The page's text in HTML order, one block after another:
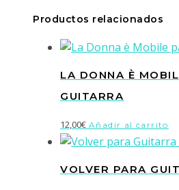
Productos relacionados
LA DONNA È
GUITARRA
12,00€ Añadir al carrito
VOLVER PARA